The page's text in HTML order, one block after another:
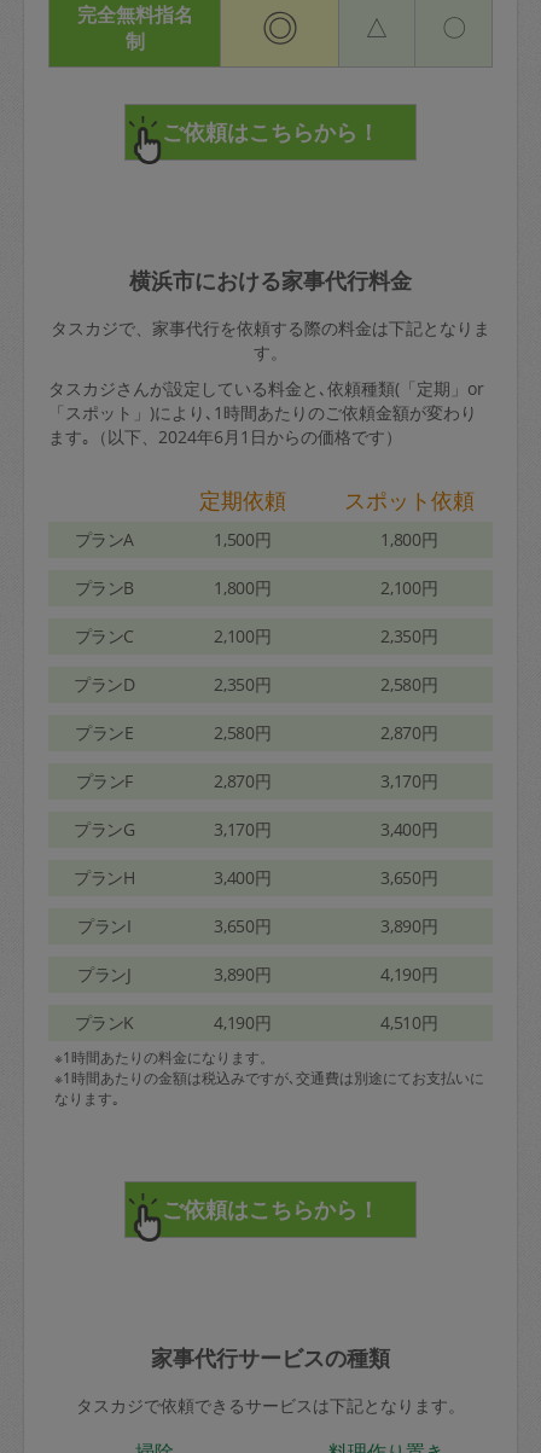
完全無料指名
制
◎ △ 〇
横浜市における家事代行料金
タスカジで、家事代行を依頼する際の料金は下記となりま
す。
タスカジさんが設定している料金と､依頼種類(「定期」or
「スポット」)により､1時間あたりのご依頼金額が変わり
ます｡（以下、2024年6月1日からの価格です）
定期依頼 スポット依頼
プランA 1,500円 1,800円
プランB 1,800円 2,100円
プランC 2,100円 2,350円
プランD 2,350円 2,580円
プランE 2,580円 2,870円
プランF 2,870円 3,170円
プランG 3,170円 3,400円
プランH 3,400円 3,650円
プランI 3,650円 3,890円
プランJ 3,890円 4,190円
プランK 4,190円 4,510円
※1時間あたりの料金になります。
※1時間あたりの金額は税込みですが､交通費は別途にてお支払いに
なります｡
家事代行サービスの種類
タスカジで依頼できるサービスは下記となります。